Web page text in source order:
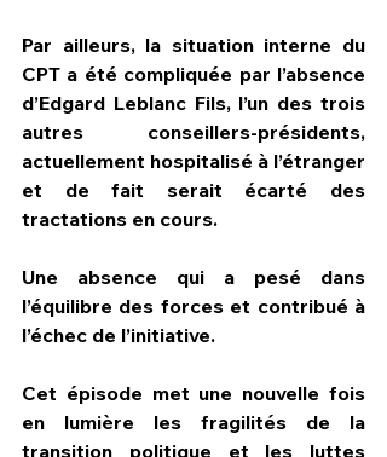
Par ailleurs, la situation interne du
CPT a été compliquée par l’absence
d’Edgard Leblanc Fils, l’un des trois
autres conseillers-présidents,
actuellement hospitalisé à l’étranger
et de fait serait écarté des
tractations en cours.
Une absence qui a pesé dans
l’équilibre des forces et contribué à
l’échec de l’initiative.
Cet épisode met une nouvelle fois
en lumière les fragilités de la
transition politique et les luttes